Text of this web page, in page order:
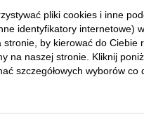
innych!pliki cookies i inne
identyfikatory internetowe)
by kierować do Ciebie
na naszej stronie. Kliknij
szczegółowych wyborów co